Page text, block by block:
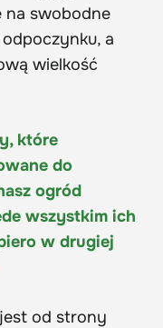
na swobodne
a
wielkość
które
do
ogród
wszystkim ich
w drugiej
od strony